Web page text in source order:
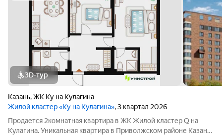
3D-тур
Казань,ЖК Ку на Кулагина
Жилой кластер «Ку на Кулагина», 3 квартал 2026
Продается 2комнатная квартира в ЖК Жилой кластер Q на
Кулагина. Уникальная квартира в Приволжском районе Казани,